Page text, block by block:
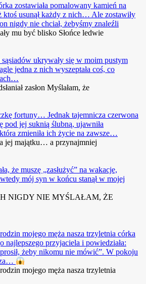
zostawiała pomalowany kamień na
ktoś usunął każdy z nich… Ale zostawiły
nigdy nie chciał, żebyśmy znaleźli
mu być blisko Słońce ledwie
ukrywały się w moim pustym
jedna z nich wyszeptała coś, co
zasłon Myślałam, że
fortuny… Jednak tajemnicza czerwona
pod jej suknią ślubną, ujawniła
zmieniła ich życie na zawsze…
jej majątku… a przynajmniej
że ​​muszę „zasłużyć” na wakacje,
mój syn w końcu stanął w mojej
NIGDY NIE MYŚLAŁAM, ŻE
mojego męża nasza trzyletnia córka
najlepszego przyjaciela i powiedziała:
prosił, żeby nikomu nie mówić”. W pokoju
mojego męża nasza trzyletnia